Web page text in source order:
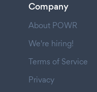
Company
About POWR
We're hiring!
Terms of Service
Privacy